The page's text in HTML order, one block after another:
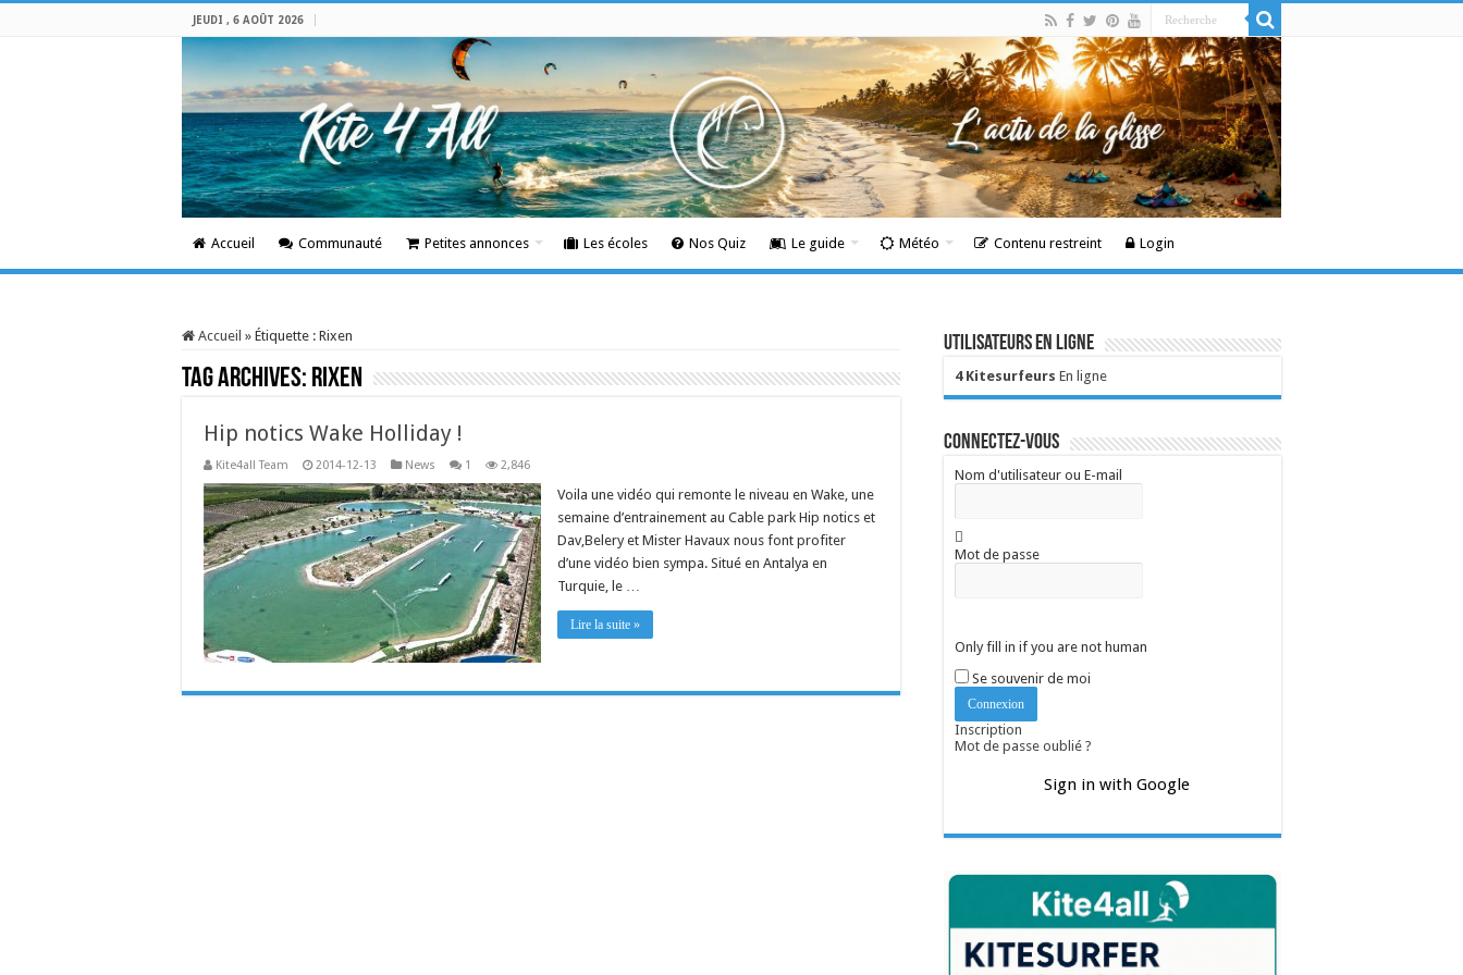
JEUDI , 6 AOÛT 2026
Accueil Communauté Petites annonces Les écoles Nos Quiz Le guide Météo Contenu restreint Login
Accueil » Étiquette : Rixen
Tag Archives: Rixen
Hip notics Wake Holliday !
Kite4all Team 2014-12-13 News 1 2,846
Voila une vidéo qui remonte le niveau en Wake, une
semaine d’entrainement au Cable park Hip notics et
Dav,Belery et Mister Havaux nous font profiter
d’une vidéo bien sympa. Situé en Antalya en
Turquie, le …
Lire la suite »
Utilisateurs en ligne
4 Kitesurfeurs En ligne
Connectez-vous
Nom d'utilisateur ou E-mail
Mot de passe
Only fill in if you are not human
Se souvenir de moi
Inscription
Mot de passe oublié ?
Sign in with Google